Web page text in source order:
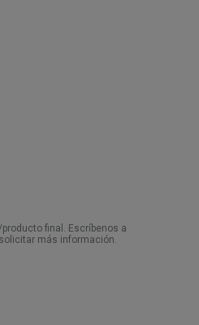
final. Escríbenos a
más información.